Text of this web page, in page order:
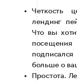
Четкость
лендинг
Что вы
больше о
Простота.